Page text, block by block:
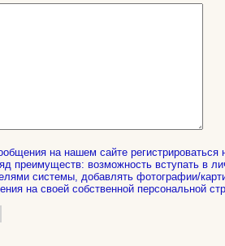
на нашем сайте регистрироваться
преимуществ: возможность вступать в
системы, добавлять фотографии/
на своей собственной персональной